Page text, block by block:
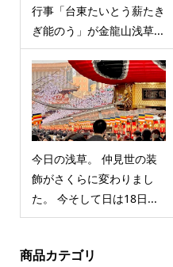
行事「台東たいとう薪たき
ぎ能のう」が金龍山浅草...
今日の浅草。 仲見世の装
飾がさくらに変わりまし
た。 今そして日は18日...
商品カテゴリ